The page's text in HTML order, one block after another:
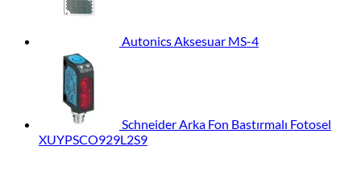
Autonics Aksesuar MS-4
Schneider Arka Fon Bastırmalı Fotosel
XUYPSCO929L2S9